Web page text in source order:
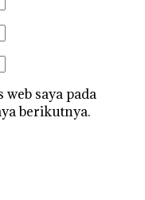
saya pada
berikutnya.